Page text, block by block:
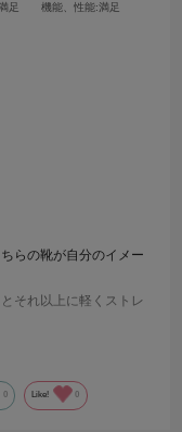
足 機能、性能:満足
らの靴が自分のイメー
それ以上に軽くストレ
0 Like! 0